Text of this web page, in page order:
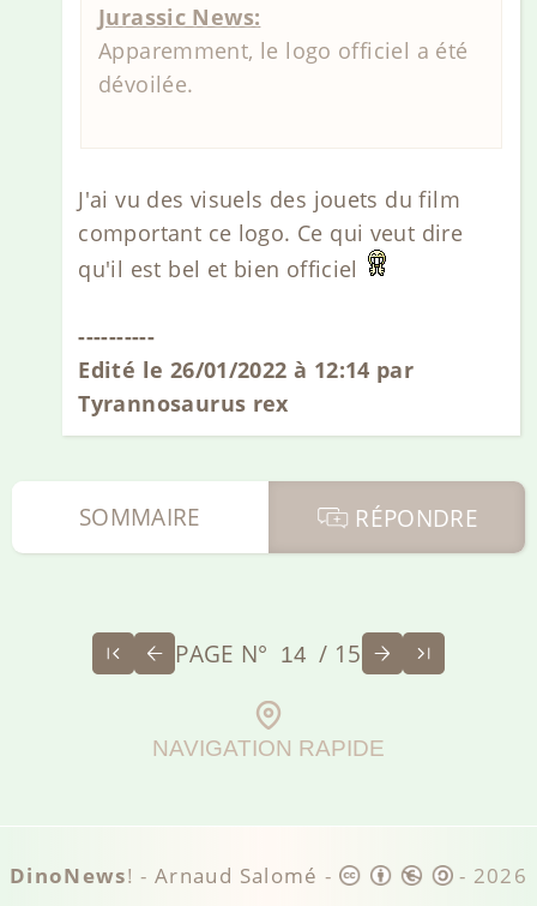
Jurassic News:
Apparemment, le logo officiel a été
dévoilée.
J'ai vu des visuels des jouets du film
comportant ce logo. Ce qui veut dire
qu'il est bel et bien officiel
----------
Edité le 26/01/2022 à 12:14 par
Tyrannosaurus rex
RÉPONDRE
SOMMAIRE
PAGE N° / 15
NAVIGATION RAPIDE
DinoNews! -Arnaud Salomé - - 2026